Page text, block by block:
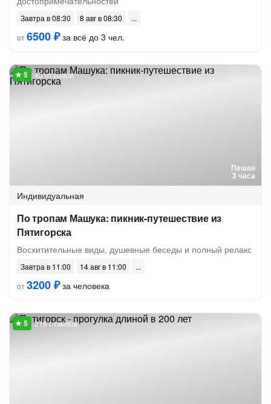
Завтра в 08:30
8 авг в 08:30
от6500 ₽за всё до 3 чел.
Пешая
3 часа
45 отзывов
Индивидуальная
По тропам Машука: пикник-путешествие из
Пятигорска
Восхитительные виды, душевные беседы и полный релакс
Завтра в 11:00
14 авг в 11:00
от3200 ₽за человека
216 отзывов